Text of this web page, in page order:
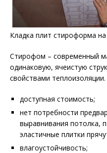
Кладка плит стироформа
Стирофом – современный
одинаковую, ячеистую
свойствами
доступная стоимость;
нет потребности
выравнивания потолка,
эластичные плитки
влагоустойчивость;